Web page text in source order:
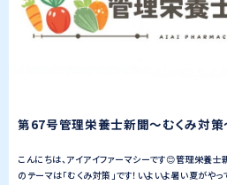
第67号管理栄養士新聞〜むくみ対策
こんにちは、アイアイファーマシーです😊管理栄養
のテーマは「むくみ対策」です！いよいよ暑い夏がやっ